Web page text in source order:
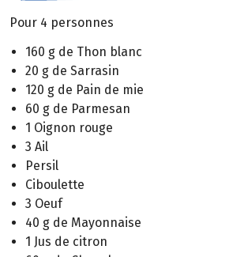
Pour 4 personnes
160 g de Thon blanc
20 g de Sarrasin
120 g de Pain de mie
60 g de Parmesan
1 Oignon rouge
3 Ail
Persil
Ciboulette
3 Oeuf
40 g de Mayonnaise
1 Jus de citron